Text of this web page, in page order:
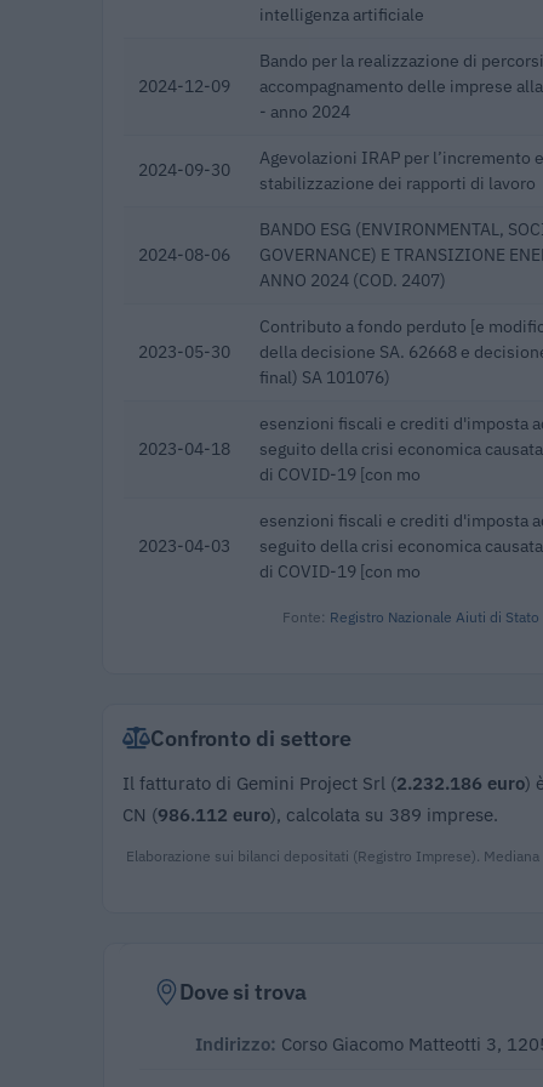
intelligenza artificiale
2024-12-09
Bando per la realizzazione di
accompagnamento delle imprese
- anno 2024
2024-09-30
Agevolazioni IRAP per l’incremento
stabilizzazione dei rapporti di lavoro
2024-08-06
BANDO ESG (ENVIRONMENTAL,
GOVERNANCE) E TRANSIZIONE
ANNO 2024 (COD. 2407)
2023-05-30
Contributo a fondo perduto [e
della decisione SA. 62668 e
final) SA 101076)
2023-04-18
esenzioni fiscali e crediti d'imposta
seguito della crisi economica
di COVID-19 [con mo
2023-04-03
esenzioni fiscali e crediti d'imposta
seguito della crisi economica
di COVID-19 [con mo
Fonte: Registro Nazionale Aiuti di Stato
Confronto di settore
Il fatturato di Gemini Project Srl (2.232.186 euro)
CN (986.112 euro), calcolata su 389 imprese.
Elaborazione sui bilanci depositati (Registro Imprese). Mediana
Dove si trova
Indirizzo: Corso Giacomo Matteotti 3,